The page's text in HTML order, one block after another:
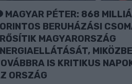
MAGYAR PÉTER: 868
BERUHÁZÁSI
MAGYARORSZÁG
IS KRITIKUS
ORSZÁG